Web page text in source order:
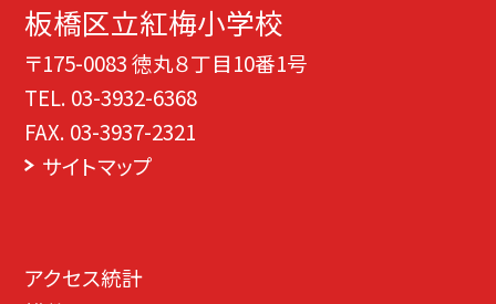
板橋区立紅梅小学校
〒175-0083 徳丸８丁目10番1号
TEL. 03-3932-6368
FAX. 03-3937-2321
サイトマップ
アクセス統計